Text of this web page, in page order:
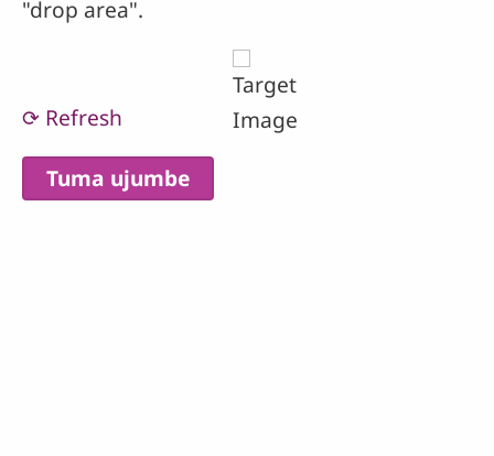
"drop area".
⟳ Refresh